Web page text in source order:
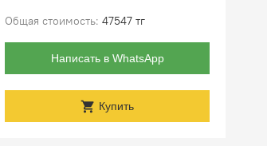
Общая стоимость: 47547 тг
Написать в WhatsApp
Купить